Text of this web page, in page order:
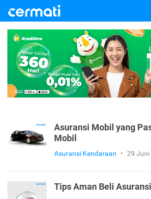
Asuransi Mobil yang
Mobil
Asuransi Kendaraan • 29 Juni
Tips Aman Beli